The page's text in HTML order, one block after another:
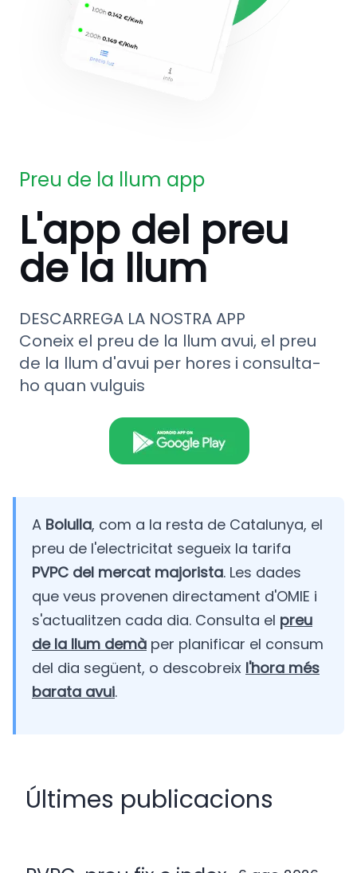
Preu de la llum app
L'app del preu
de la llum
DESCARREGA LA NOSTRA APP
Coneix el preu de la llum avui, el preu
de la llum d'avui per hores i consulta-
ho quan vulguis
A Bolulla, com a la resta de Catalunya, el
preu de l'electricitat segueix la tarifa
PVPC del mercat majorista. Les dades
que veus provenen directament d'OMIE i
s'actualitzen cada dia. Consulta el preu
de la llum demà per planificar el consum
del dia següent, o descobreix l'hora més
barata avui.
Últimes publicacions